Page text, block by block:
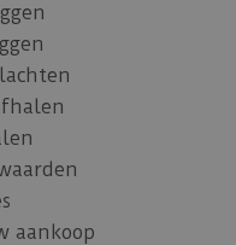
aankoop